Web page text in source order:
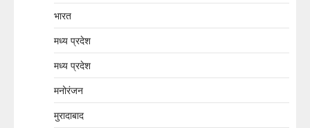
भारत
मध्य प्रदेश
मध्य प्रदेश
मनोरंजन
मुरादाबाद